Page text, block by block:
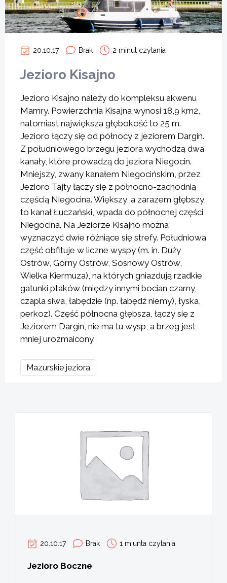
20.10.17 Brak 2 minut czytania
Jezioro Kisajno
Jezioro Kisajno należy do kompleksu akwenu
Mamry. Powierzchnia Kisajna wynosi 18,9 km2,
natomiast największa głębokość to 25 m.
Jezioro łączy się od północy z jeziorem Dargin.
Z południowego brzegu jeziora wychodzą dwa
kanały, które prowadzą do jeziora Niegocin.
Mniejszy, zwany kanałem Niegocińskim, przez
Jezioro Tajty łączy się z północno-zachodnią
częścią Niegocina. Większy, a zarazem głębszy,
to kanał Łuczański, wpada do północnej części
Niegocina. Na Jeziorze Kisajno można
wyznaczyć dwie różniące się strefy. Południowa
część obfituje w liczne wyspy (m. in. Duży
Ostrów, Górny Ostrów, Sosnowy Ostrów,
Wielka Kiermuza), na których gniazdują rzadkie
gatunki ptaków (między innymi bocian czarny,
czapla siwa, łabędzie (np. łabędź niemy), łyska,
perkoz). Część północna głębsza, łączy się z
Jeziorem Dargin, nie ma tu wysp, a brzeg jest
mniej urozmaicony.
Mazurskie jeziora
20.10.17 Brak 1 miunta czytania
Jezioro Boczne